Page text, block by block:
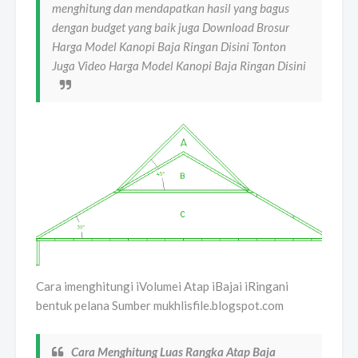
menghitung dan mendapatkan hasil yang bagus
dengan budget yang baik juga Download Brosur
Harga Model Kanopi Baja Ringan Disini Tonton
Juga Video Harga Model Kanopi Baja Ringan Disini
Cara imenghitungi iVolumei Atap iBajai iRingani
bentuk pelana Sumber mukhlisfile.blogspot.com
Cara Menghitung Luas Rangka Atap Baja